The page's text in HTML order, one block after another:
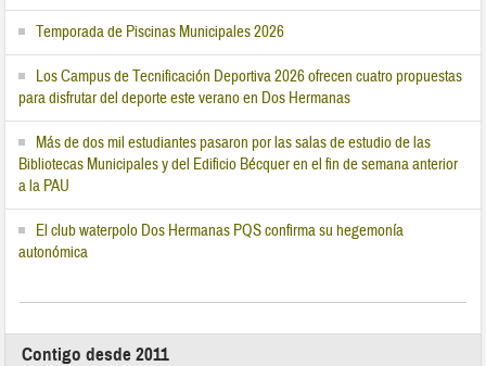
Temporada de Piscinas Municipales 2026
Los Campus de Tecnificación Deportiva 2026 ofrecen cuatro propuestas
para disfrutar del deporte este verano en Dos Hermanas
Más de dos mil estudiantes pasaron por las salas de estudio de las
Bibliotecas Municipales y del Edificio Bécquer en el fin de semana anterior
a la PAU
El club waterpolo Dos Hermanas PQS confirma su hegemonía
autonómica
Contigo desde 2011